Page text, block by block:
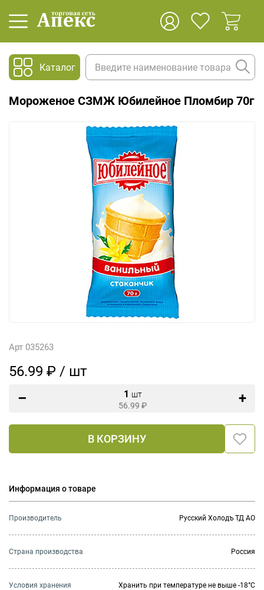
Каталог
Мороженое СЗМЖ Юбилейное Пломбир 70г
Арт 035263
56.99 ₽ / шт
1 шт
56.99 ₽
В КОРЗИНУ
Информация о товаре
Производитель Русский Холодъ ТД АО
Страна производства Россия
Условия хранения Хранить при температуре не выше -18°C